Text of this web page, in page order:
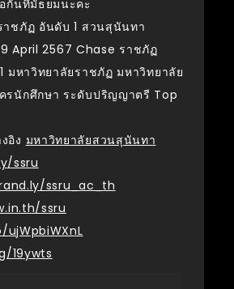
กันที่มัธยมนะคะ
าชภัฏ อันดับ 1 สวนสุนันทา
April 2567 Chase ราชภัฏ
มหาวิทยาลัยราชภัฏ มหาวิทยาลัย
รนักศึกษา ระดับปริญญาตรี Top
อิง มหาวิทยาลัยสวนสุนันทา
ssru
ssru_ac_th
ssru
19ywts